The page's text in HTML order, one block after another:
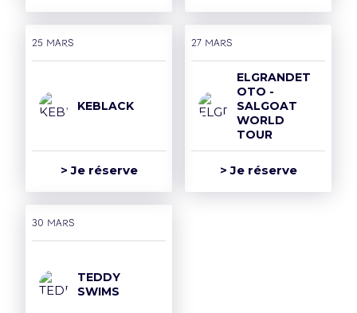
25 mars
KEBLACK
> Je réserve
27 mars
ELGRANDET
OTO -
SALGOAT
WORLD
TOUR
> Je réserve
30 mars
TEDDY
SWIMS